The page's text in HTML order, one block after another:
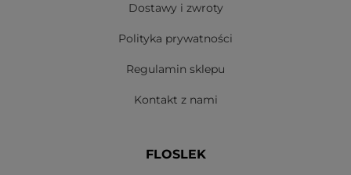
Dostawy i zwroty
Polityka prywatności
Regulamin sklepu
Kontakt z nami
FLOSLEK